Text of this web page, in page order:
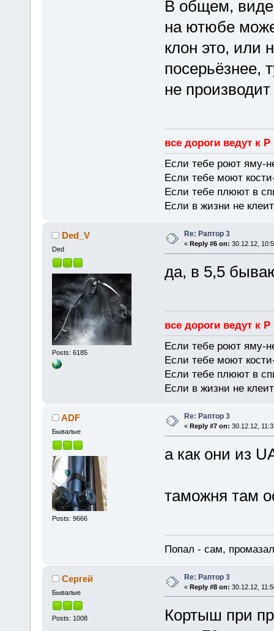
В общем,
на ютюбе
клон это, или
посерьёзнее,
не
все дороги ведут к
Если тебе роют яму-
Если тебе моют
Если тебе плюют в
Если в жизни не
Ded_V
Ded
Posts: 6185
Re: Раптор 3
« Reply #6 on: 30.12.12,
да, в 5,5
все дороги ведут к
Если тебе роют яму-
Если тебе моют
Если тебе плюют в
Если в жизни не
ADF
Бывалые
Posts: 9666
Re: Раптор 3
« Reply #7 on: 30.12.12,
а как они из
таможня там
Попал - сам,
Сергей
Бывалые
Posts: 1008
Re: Раптор 3
« Reply #8 on: 30.12.12,
Кортыш при